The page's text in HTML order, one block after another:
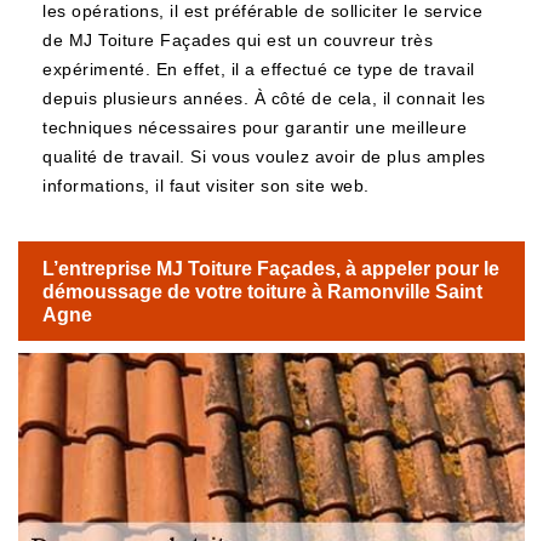
les opérations, il est préférable de solliciter le service
de MJ Toiture Façades qui est un couvreur très
expérimenté. En effet, il a effectué ce type de travail
depuis plusieurs années. À côté de cela, il connait les
techniques nécessaires pour garantir une meilleure
qualité de travail. Si vous voulez avoir de plus amples
informations, il faut visiter son site web.
L’entreprise MJ Toiture Façades, à appeler pour le
démoussage de votre toiture à Ramonville Saint
Agne